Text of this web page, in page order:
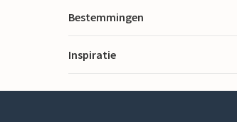
Bestemmingen
Inspiratie